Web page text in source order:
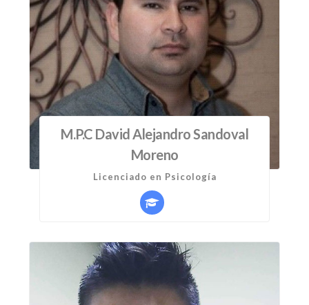
M.P.C David Alejandro Sandoval
Moreno
Licenciado en Psicología